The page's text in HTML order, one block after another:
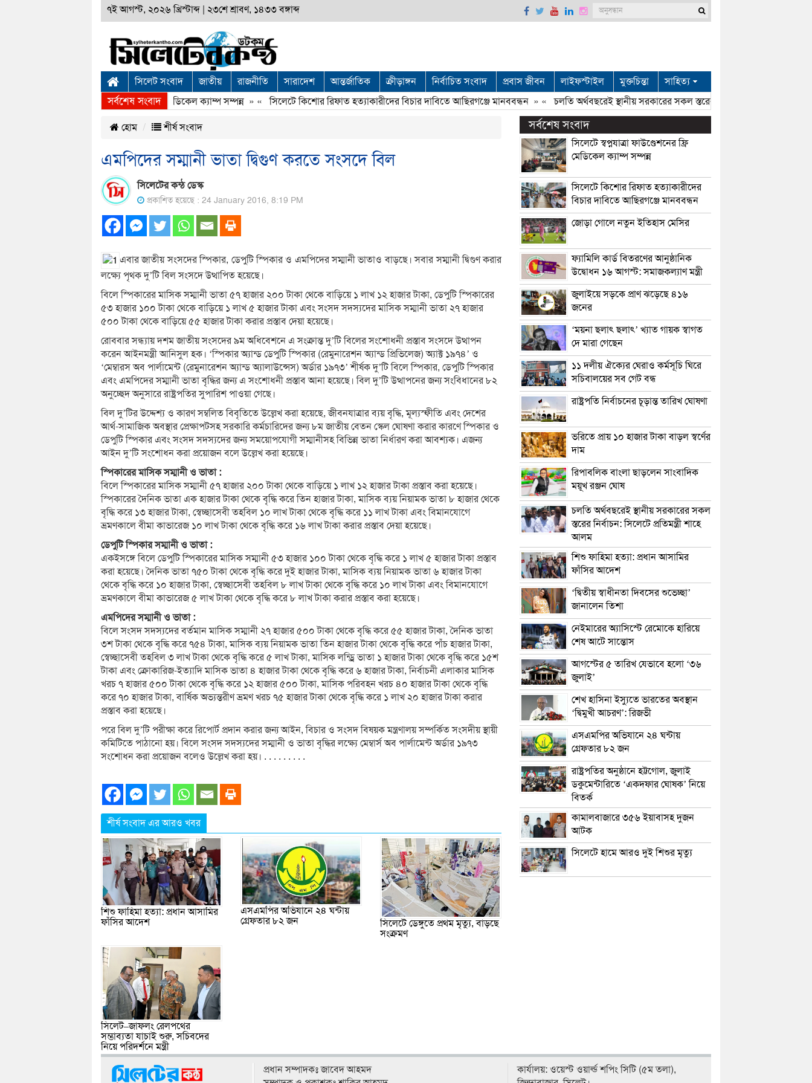
৭ই আগস্ট, ২০২৬ খ্রিস্টাব্দ ২৩শে শ্রাবণ, ১৪৩৩ বঙ্গাব্দ
সিলেট সংবাদ জাতীয় রাজনীতি সারাদেশ আন্তর্জাতিক ক্রীড়াঙ্গন নির্বাচিত সংবাদ প্রবাস জীবন লাইফস্টাইল মুক্তচিন্তা সাহিত্য
সর্বশেষ সংবাদ
সিলেটে স্বপ্নযাত্রা ফাউণ্ডেশনের ফ্রি মেডিকেল ক্যাম্প সম্পন্ন» « সিলেটে কিশোর রিফাত হত্যাকারীদের বিচার দাবিতে আছিরগঞ্জে মানববন্ধন» « চলতি অর্থবছরেই স্থানীয় সরকারের সকল স্তরের নির্বাচন: সিলেটে প্রতিমন্ত্রী
হোম শীর্ষ সংবাদ
এমপিদের সম্মানী ভাতা দ্বিগুণ করতে সংসদে বিল
সিলেটের কন্ঠ ডেস্ক
প্রকাশিত হয়েছে : 24 January 2016, 8:19 PM
এবার জাতীয় সংসদের স্পিকার, ডেপুটি স্পিকার ও এমপিদের সম্মানী ভাতাও বাড়ছে। সবার সম্মানী দ্বিগুণ করার
লক্ষ্যে পৃথক দু’টি বিল সংসদে উত্থাপিত হয়েছে।
বিলে স্পিকারের মাসিক সম্মানী ভাতা ৫৭ হাজার ২০০ টাকা থেকে বাড়িয়ে ১ লাখ ১২ হাজার টাকা, ডেপুটি স্পিকারের
৫৩ হাজার ১০০ টাকা থেকে বাড়িয়ে ১ লাখ ৫ হাজার টাকা এবং সংসদ সদস্যদের মাসিক সম্মানী ভাতা ২৭ হাজার
৫০০ টাকা থেকে বাড়িয়ে ৫৫ হাজার টাকা করার প্রস্তাব দেয়া হয়েছে।
রোববার সন্ধ্যায় দশম জাতীয় সংসদের ৯ম অধিবেশনে এ সংক্রান্ত দু’টি বিলের সংশোধনী প্রস্তাব সংসদে উত্থাপন
করেন আইনমন্ত্রী আনিসুল হক। ‘স্পিকার অ্যান্ড ডেপুটি স্পিকার (রেমুনারেশন অ্যান্ড প্রিভিলেজ) অ্যাক্ট ১৯৭৪’ ও
‘মেম্বারস অব পার্লামেন্ট (রেমুনারেশন অ্যান্ড অ্যালাউন্সেস) অর্ডার ১৯৭৩’ শীর্ষক দু’টি বিলে স্পিকার, ডেপুটি স্পিকার
এবং এমপিদের সম্মানী ভাতা বৃদ্ধির জন্য এ সংশোধনী প্রস্তাব আনা হয়েছে। বিল দু’টি উত্থাপনের জন্য সংবিধানের ৮২
অনুচ্ছেদ অনুসারে রাষ্ট্রপতির সুপারিশ পাওয়া গেছে।
বিল দু’টির উদ্দেশ্য ও কারণ সম্বলিত বিবৃতিতে উল্লেখ করা হয়েছে, জীবনযাত্রার ব্যয় বৃদ্ধি, মূল্যস্ফীতি এবং দেশের
আর্থ-সামাজিক অবস্থার প্রেক্ষাপটসহ সরকারি কর্মচারিদের জন্য ৮ম জাতীয় বেতন স্কেল ঘোষণা করার কারণে স্পিকার ও
ডেপুটি স্পিকার এবং সংসদ সদস্যদের জন্য সময়োপযোগী সম্মানীসহ বিভিন্ন ভাতা নির্ধারণ করা আবশ্যক। এজন্য
আইন দু’টি সংশোধন করা প্রয়োজন বলে উল্লেখ করা হয়েছে।
স্পিকারের মাসিক সম্মানী ও ভাতা :
বিলে স্পিকারের মাসিক সম্মানী ৫৭ হাজার ২০০ টাকা থেকে বাড়িয়ে ১ লাখ ১২ হাজার টাকা প্রস্তাব করা হয়েছে।
স্পিকারের দৈনিক ভাতা এক হাজার টাকা থেকে বৃদ্ধি করে তিন হাজার টাকা, মাসিক ব্যয় নিয়ামক ভাতা ৮ হাজার থেকে
বৃদ্ধি করে ১৩ হাজার টাকা, স্বেচ্ছাসেবী তহবিল ১০ লাখ টাকা থেকে বৃদ্ধি করে ১১ লাখ টাকা এবং বিমানযোগে
ভ্রমণকালে বীমা কাভারেজ ১০ লাখ টাকা থেকে বৃদ্ধি করে ১৬ লাখ টাকা করার প্রস্তাব দেয়া হয়েছে।
ডেপুটি স্পিকার সম্মানী ও ভাতা :
একইসঙ্গে বিলে ডেপুটি স্পিকারের মাসিক সম্মানী ৫৩ হাজার ১০০ টাকা থেকে বৃদ্ধি করে ১ লাখ ৫ হাজার টাকা প্রস্তাব
করা হয়েছে। দৈনিক ভাতা ৭৫০ টাকা থেকে বৃদ্ধি করে দুই হাজার টাকা, মাসিক ব্যয় নিয়ামক ভাতা ৬ হাজার টাকা
থেকে বৃদ্ধি করে ১০ হাজার টাকা, স্বেচ্ছাসেবী তহবিল ৮ লাখ টাকা থেকে বৃদ্ধি করে ১০ লাখ টাকা এবং বিমানযোগে
ভ্রমণকালে বীমা কাভারেজ ৫ লাখ টাকা থেকে বৃদ্ধি করে ৮ লাখ টাকা করার প্রস্তাব করা হয়েছে।
এমপিদের সম্মানী ও ভাতা :
বিলে সংসদ সদস্যদের বর্তমান মাসিক সম্মানী ২৭ হাজার ৫০০ টাকা থেকে বৃদ্ধি করে ৫৫ হাজার টাকা, দৈনিক ভাতা
৩শ টাকা থেকে বৃদ্ধি করে ৭৫৪ টাকা, মাসিক ব্যয় নিয়ামক ভাতা তিন হাজার টাকা থেকে বৃদ্ধি করে পাঁচ হাজার টাকা,
স্বেচ্ছাসেবী তহবিল ৩ লাখ টাকা থেকে বৃদ্ধি করে ৫ লাখ টাকা, মাসিক লন্ড্রি ভাতা ১ হাজার টাকা থেকে বৃদ্ধি করে ১৫শ
টাকা এবং ক্রোকারিজ-ইত্যাদি মাসিক ভাতা ৪ হাজার টাকা থেকে বৃদ্ধি করে ৬ হাজার টাকা, নির্বাচনী এলাকার মাসিক
খরচ ৭ হাজার ৫০০ টাকা থেকে বৃদ্ধি করে ১২ হাজার ৫০০ টাকা, মাসিক পরিবহন খরচ ৪০ হাজার টাকা থেকে বৃদ্ধি
করে ৭০ হাজার টাকা, বার্ষিক অভ্যন্তরীণ ভ্রমণ খরচ ৭৫ হাজার টাকা থেকে বৃদ্ধি করে ১ লাখ ২০ হাজার টাকা করার
প্রস্তাব করা হয়েছে।
পরে বিল দু’টি পরীক্ষা করে রিপোর্ট প্রদান করার জন্য আইন, বিচার ও সংসদ বিষয়ক মন্ত্রণালয় সম্পর্কিত সংসদীয় স্থায়ী
কমিটিতে পাঠানো হয়। বিলে সংসদ সদস্যদের সম্মানী ও ভাতা বৃদ্ধির লক্ষ্যে মেম্বার্স অব পার্লামেন্ট অর্ডার ১৯৭৩
সংশোধন করা প্রয়োজন বলেও উল্লেখ করা হয়। . . . . . . . . .
শীর্ষ সংবাদ এর আরও খবর
শিশু ফাহিমা হত্যা: প্রধান আসামির
ফাঁসির আদেশ
এসএমপির অভিযানে ২৪ ঘন্টায়
গ্রেফতার ৮২ জন
সিলেটে ডেঙ্গুতে প্রথম মৃত্যু, বাড়ছে
সংক্রমণ
সিলেট–জাফলং রেলপথের
সম্ভাব্যতা যাচাই শুরু, সচিবদের
নিয়ে পরিদর্শনে মন্ত্রী
সর্বশেষ সংবাদ
সিলেটে স্বপ্নযাত্রা ফাউণ্ডেশনের ফ্রি
মেডিকেল ক্যাম্প সম্পন্ন
সিলেটে কিশোর রিফাত হত্যাকারীদের
বিচার দাবিতে আছিরগঞ্জে মানববন্ধন
জোড়া গোলে নতুন ইতিহাস মেসির
ফ্যামিলি কার্ড বিতরণের আনুষ্ঠানিক
উদ্বোধন ১৬ আগস্ট: সমাজকল্যাণ মন্ত্রী
জুলাইয়ে সড়কে প্রাণ ঝড়েছে ৪১৬
জনের
‘ময়না ছলাৎ ছলাৎ’ খ্যাত গায়ক স্বাগত
দে মারা গেছেন
১১ দলীয় ঐক্যের ঘেরাও কর্মসূচি ঘিরে
সচিবালয়ের সব গেট বন্ধ
রাষ্ট্রপতি নির্বাচনের চূড়ান্ত তারিখ ঘোষণা
ভরিতে প্রায় ১০ হাজার টাকা বাড়ল স্বর্ণের
দাম
রিপাবলিক বাংলা ছাড়লেন সাংবাদিক
ময়ূখ রঞ্জন ঘোষ
চলতি অর্থবছরেই স্থানীয় সরকারের সকল
স্তরের নির্বাচন: সিলেটে প্রতিমন্ত্রী শাহে
আলম
শিশু ফাহিমা হত্যা: প্রধান আসামির
ফাঁসির আদেশ
‘দ্বিতীয় স্বাধীনতা দিবসের শুভেচ্ছা’
জানালেন তিশা
নেইমারের অ্যাসিস্টে রেমোকে হারিয়ে
শেষ আটে সান্তোস
আগস্টের ৫ তারিখ যেভাবে হলো ‘৩৬
জুলাই’
শেখ হাসিনা ইস্যুতে ভারতের অবস্থান
‘দ্বিমুখী আচরণ’: রিজভী
এসএমপির অভিযানে ২৪ ঘন্টায়
গ্রেফতার ৮২ জন
রাষ্ট্রপতির অনুষ্ঠানে হট্টগোল, জুলাই
ডকুমেন্টারিতে ‘একদফার ঘোষক’ নিয়ে
বিতর্ক
কামালবাজারে ৩৫৬ ইয়াবাসহ দুজন
আটক
সিলেটে হামে আরও দুই শিশুর মৃত্যু
প্রধান সম্পাদকঃ জাবেদ আহমদ
কার্যালয়: ওয়েস্ট ওয়ার্ল্ড শপিং সিটি (৫ম তলা),